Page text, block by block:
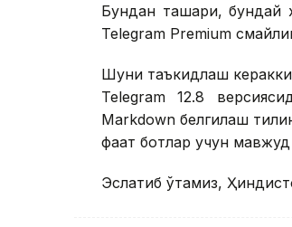
Бундан ташқари, бундай
Telegram Premium
Шуни таъкидлаш
Telegram 12.8
Markdown белгилаш
фақат ботлар учун
Эслатиб ўтамиз,